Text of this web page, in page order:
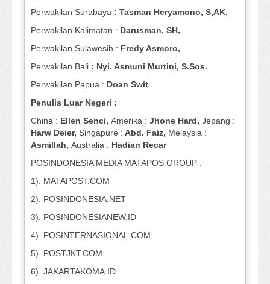
Perwakilan Surabaya : Tasman Heryamono, S,AK,
Perwakilan Kalimatan : Darusman, SH,
Perwakilan Sulawesih : Fredy Asmoro,
Perwakilan Bali : Nyi. Asmuni Murtini, S.Sos.
Perwakilan Papua : Doan Swit
Penulis Luar Negeri :
China : Ellen Senci, Amerika : Jhone Hard, Jepang :
Harw Deier, Singapure : Abd. Faiz, Melaysia :
Asmillah, Australia : Hadian Recar
POSINDONESIA MEDIA MATAPOS GROUP :
1). MATAPOST.COM
2). POSINDONESIA.NET
3). POSINDONESIANEW.ID
4). POSINTERNASIONAL.COM
5). POSTJKT.COM
6). JAKARTAKOMA.ID